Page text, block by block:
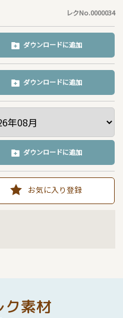
レクNo.0000034
ダウンロードに追加
ダウンロードに追加
ダウンロードに追加
お気に入り登録
ク素材